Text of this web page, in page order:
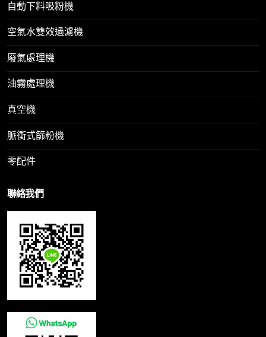
自動下料吸粉機
空氣水雙效過濾機
廢氣處理機
油霧處理機
真空機
脈衝式篩粉機
零配件
聯絡我們